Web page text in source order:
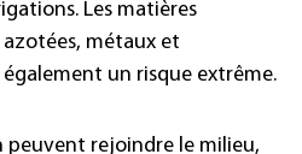
Les matières
métaux et
un risque extrême.
peuvent rejoindre le milieu,